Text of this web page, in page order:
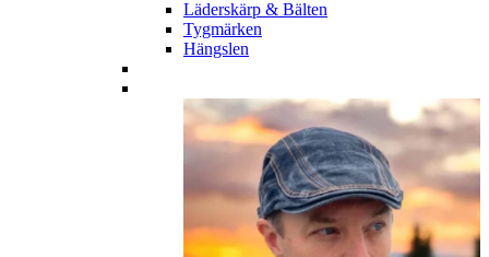
Läderskärp & Bälten
Tygmärken
Hängslen